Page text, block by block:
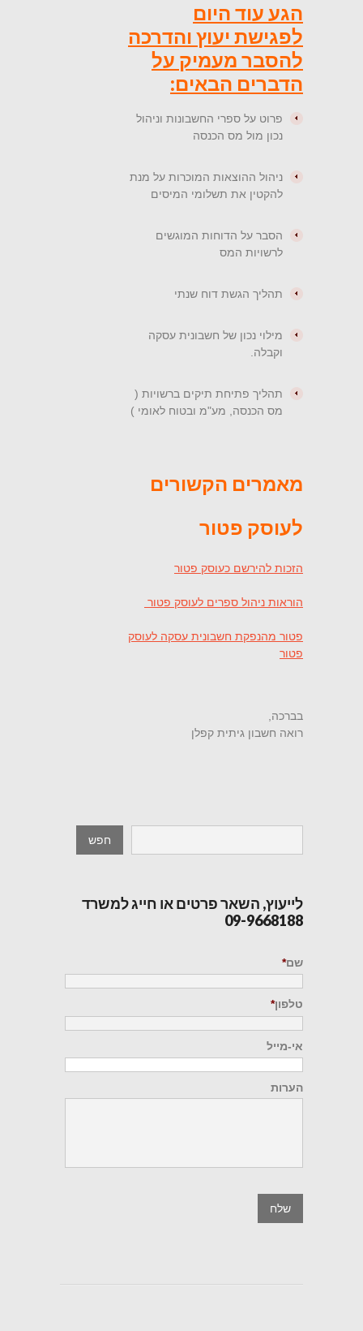
הגע עוד היום
לפגישת יעוץ והדרכה
להסבר מעמיק על
הדברים הבאים:
פרוט על ספרי החשבונות וניהול
נכון מול מס הכנסה
ניהול ההוצאות המוכרות על מנת
להקטין את תשלומי המיסים
הסבר על הדוחות המוגשים
לרשויות המס
תהליך הגשת דוח שנתי
מילוי נכון של חשבונית עסקה
וקבלה.
תהליך פתיחת תיקים ברשויות (
מס הכנסה, מע"מ ובטוח לאומי )
מאמרים הקשורים
לעוסק פטור
הזכות להירשם כעוסק פטור
הוראות ניהול ספרים לעוסק פטור
פטור מהנפקת חשבונית עסקה לעוסק
פטור
בברכה,
רואה חשבון גיתית קפלן
לייעוץ, השאר פרטים או חייג למשרד
09-9668188
שם*
טלפון*
אי-מייל
הערות